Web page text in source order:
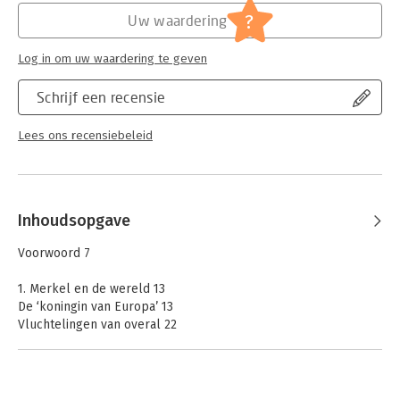
Hoofdrubriek: Mens en maatschappij
Schrijf een recensie
Lees ons recensiebeleid
Uw waardering ?
Log in om uw waardering te geven
Inhoudsopgave
Voorwoord 7
1. Merkel en de wereld 13
De ‘koningin van Europa’ 13
Vluchtelingen van overal 22